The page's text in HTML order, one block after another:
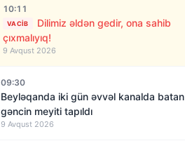
10:11
VACIB
Dilimiz əldən gedir, ona sahib
çıxmalıyıq!
9 Avqust 2026
09:30
Beyləqanda iki gün əvvəl kanalda batan
gəncin meyiti tapıldı
9 Avqust 2026